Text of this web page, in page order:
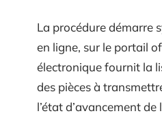
La procédure démarre
en ligne, sur le portail
électronique fournit la
des pièces à
l’état d’avancement